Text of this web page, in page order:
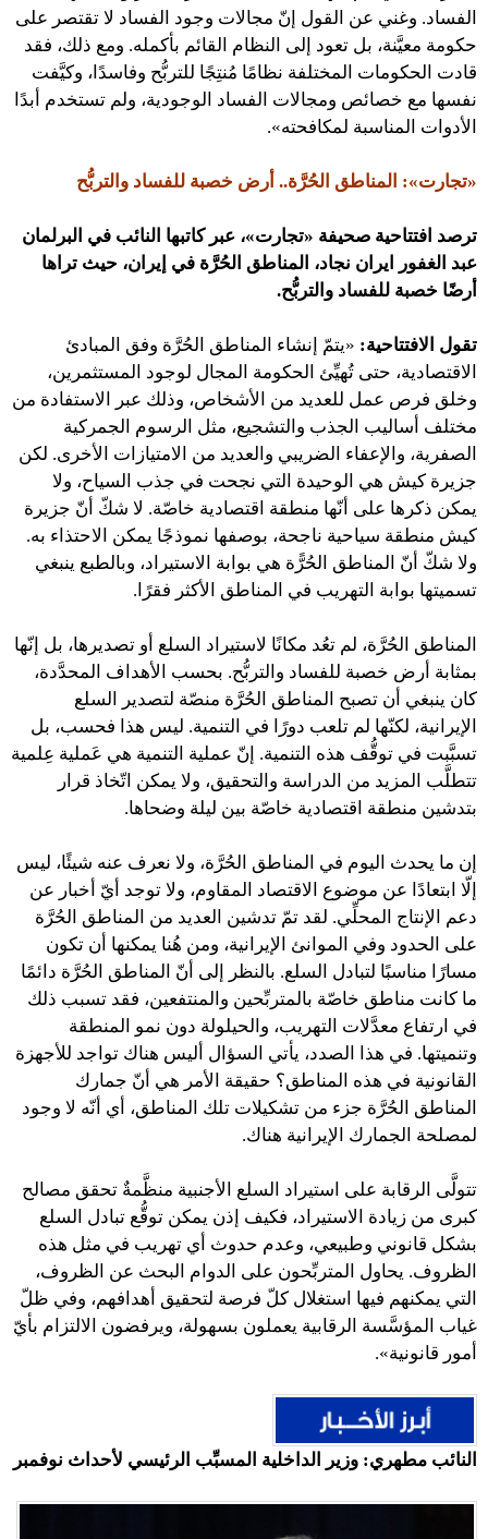
الفساد. وغني عن القول إنّ مجالات وجود الفساد لا تقتصر على
حكومة معيَّنة، بل تعود إلى النظام القائم بأكمله. ومع ذلك، فقد
قادت الحكومات المختلفة نظامًا مُنتِجًا للتربُّح وفاسدًا، وكيَّفت
نفسها مع خصائص ومجالات الفساد الوجودية، ولم تستخدم أبدًا
الأدوات المناسبة لمكافحته».
«تجارت»: المناطق الحُرَّة.. أرض خصبة للفساد والتربُّح
ترصد افتتاحية صحيفة «تجارت»، عبر كاتبها النائب في البرلمان
عبد الغفور ايران نجاد، المناطق الحُرَّة في إيران، حيث تراها
أرضًا خصبة للفساد والتربُّح.
تقول الافتتاحية: «يتمّ إنشاء المناطق الحُرَّة وفق المبادئ
الاقتصادية، حتى تُهيِّئ الحكومة المجال لوجود المستثمرين،
وخلق فرص عمل للعديد من الأشخاص، وذلك عبر الاستفادة من
مختلف أساليب الجذب والتشجيع، مثل الرسوم الجمركية
الصفرية، والإعفاء الضريبي والعديد من الامتيازات الأخرى. لكن
جزيرة كيش هي الوحيدة التي نجحت في جذب السياح، ولا
يمكن ذكرها على أنّها منطقة اقتصادية خاصّة. لا شكّ أنّ جزيرة
كيش منطقة سياحية ناجحة، بوصفها نموذجًا يمكن الاحتذاء به.
ولا شكّ أنّ المناطق الحُرًّة هي بوابة الاستيراد، وبالطبع ينبغي
تسميتها بوابة التهريب في المناطق الأكثر فقرًا.
المناطق الحُرَّة، لم تعُد مكانًا لاستيراد السلع أو تصديرها، بل إنّها
بمثابة أرض خصبة للفساد والتربُّح. بحسب الأهداف المحدَّدة،
كان ينبغي أن تصبح المناطق الحُرَّة منصّة لتصدير السلع
الإيرانية، لكنّها لم تلعب دورًا في التنمية. ليس هذا فحسب، بل
تسبَّبت في توقُّف هذه التنمية. إنّ عملية التنمية هي عَملية عِلمية
تتطلَّب المزيد من الدراسة والتحقيق، ولا يمكن اتّخاذ قرار
بتدشين منطقة اقتصادية خاصّة بين ليلة وضحاها.
إن ما يحدث اليوم في المناطق الحُرَّة، ولا نعرف عنه شيئًا، ليس
إلّا ابتعادًا عن موضوع الاقتصاد المقاوم، ولا توجد أيّ أخبار عن
دعم الإنتاج المحلِّي. لقد تمّ تدشين العديد من المناطق الحُرَّة
على الحدود وفي الموانئ الإيرانية، ومن هُنا يمكنها أن تكون
مسارًا مناسبًا لتبادل السلع. بالنظر إلى أنّ المناطق الحُرَّة دائمًا
ما كانت مناطق خاصّة بالمتربِّحين والمنتفعين، فقد تسبب ذلك
في ارتفاع معدَّلات التهريب، والحيلولة دون نمو المنطقة
وتنميتها. في هذا الصدد، يأتي السؤال أليس هناك تواجد للأجهزة
القانونية في هذه المناطق؟ حقيقة الأمر هي أنّ جمارك
المناطق الحُرَّة جزء من تشكيلات تلك المناطق، أي أنّه لا وجود
لمصلحة الجمارك الإيرانية هناك.
تتولَّى الرقابة على استيراد السلع الأجنبية منظَّمةٌ تحقق مصالح
كبرى من زيادة الاستيراد، فكيف إذن يمكن توقُّع تبادل السلع
بشكل قانوني وطبيعي، وعدم حدوث أي تهريب في مثل هذه
الظروف. يحاول المتربِّحون على الدوام البحث عن الظروف،
التي يمكنهم فيها استغلال كلّ فرصة لتحقيق أهدافهم، وفي ظلّ
غياب المؤسَّسة الرقابية يعملون بسهولة، ويرفضون الالتزام بأيّ
أمور قانونية».
النائب مطهري: وزير الداخلية المسبِّب الرئيسي لأحداث نوفمبر